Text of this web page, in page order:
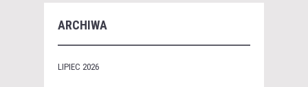
ARCHIWA
LIPIEC 2026